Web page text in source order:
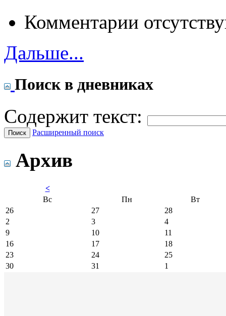
Комментарии
Дальше...
Поиск в дневниках
Содержит текст:
Расширенный поиск
Архив
<
Вс
Пн
Вт
26
27
28
2
3
4
9
10
11
16
17
18
23
24
25
30
31 1